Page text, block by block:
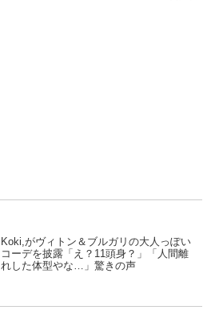
Koki,がヴィトン＆ブルガリの大人っぽい
コーデを披露「え？11頭身？」「人間離
れした体型やな…」驚きの声